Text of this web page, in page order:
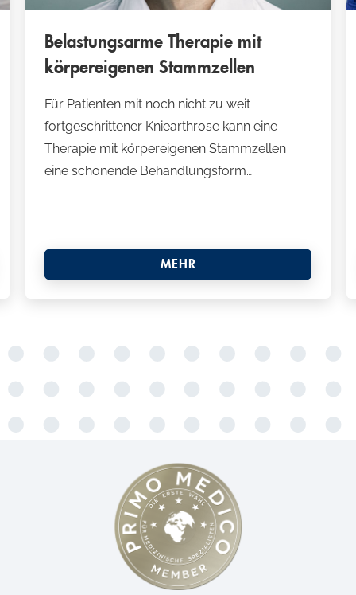
Belastungsarme Therapie mit
körpereigenen Stammzellen
Für Patienten mit noch nicht zu weit
fortgeschrittener Kniearthrose kann eine
Therapie mit körpereigenen Stammzellen
eine schonende Behandlungsform…
MEHR